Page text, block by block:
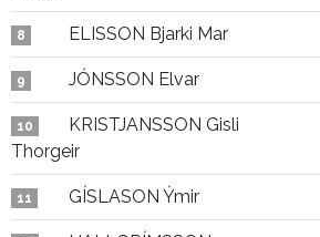
8 ELISSON Bjarki Mar
9 JÓNSSON Elvar
10
KRISTJANSSON Gisli
Thorgeir
11 GÍSLASON Ýmir